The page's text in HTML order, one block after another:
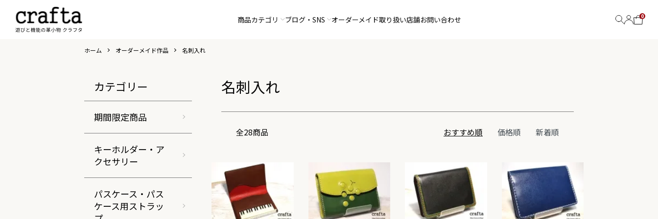
商品カテゴリ ブログ・SNS オーダーメイド取り扱い店舗お問い合わせ 0
ホーム オーダーメイド作品 名刺入れ
名刺入れ
全28商品 おすすめ順 価格順 新着順
カテゴリー
期間限定商品
キーホルダー・ア
クセサリー
パスケース・パス
ケース用ストラッ